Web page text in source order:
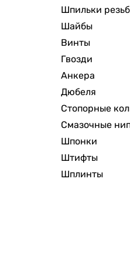
Шпильки
Шайбы
Винты
Гвозди
Анкера
Дюбеля
Стопорные
Смазочные
Шпонки
Штифты
Шплинты